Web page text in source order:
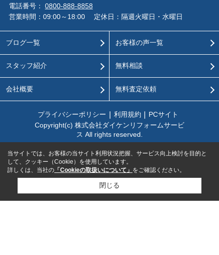
電話番号： 0800-888-8858
営業時間：09:00～18:00
定休日：隔週火曜日・水曜日
ブログ一覧
スタッフ紹介
会社概要
お客様の声一覧
無料相談
無料査定依頼
プライバシーポリシー 利用規約
PCサイト
Copyright(c) 株式会社ダイケンリフォームサービ
ス All rights reserved.
当サイトでは、お客様の当サイト利用状況把握、サービス向上検討を目的と
して、クッキー（Cookie）を使用しています。
詳しくは、当社の 「Cookieの取扱いについて」 をご確認ください。
閉じる